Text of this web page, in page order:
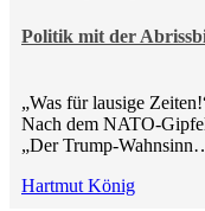
Politik mit der
„Was für lausige
Nach dem NATO-
„Der Trump-
Hartmut König